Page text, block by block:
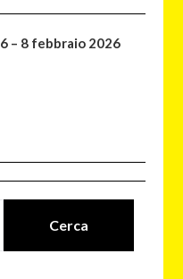
6 – 8 febbraio 2026